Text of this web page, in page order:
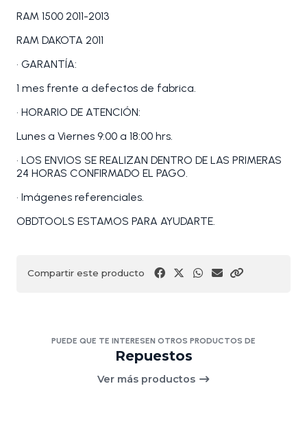
RAM 1500 2011-2013
RAM DAKOTA 2011
• GARANTÍA:
1 mes frente a defectos de fabrica.
• HORARIO DE ATENCIÓN:
Lunes a Viernes 9:00 a 18:00 hrs.
• LOS ENVIOS SE REALIZAN DENTRO DE LAS PRIMERAS
24 HORAS CONFIRMADO EL PAGO.
• Imágenes referenciales.
OBDTOOLS ESTAMOS PARA AYUDARTE.
Compartir este producto
PUEDE QUE TE INTERESEN OTROS PRODUCTOS DE
Repuestos
Ver más productos